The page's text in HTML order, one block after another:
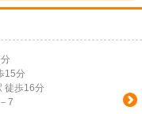
15分
徒歩16分
7